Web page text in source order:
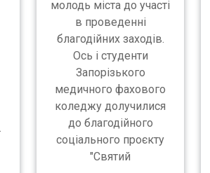
молодь міста до участі
в проведенні
благодійних заходів.
Ось і студенти
Запорізького
медичного фахового
коледжу долучилися
до благодійного
соціального проєкту
"Святий